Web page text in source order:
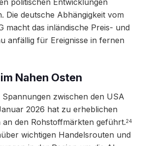
politischen Entwicklungen
Die deutsche Abhängigkeit vom
macht das inländische Preis- und
anfällig für Ereignisse in fernen
Nahen Osten
Spannungen zwischen den USA
2026 hat zu erheblichen
an den Rohstoffmärkten geführt.24
wichtigen Handelsrouten und